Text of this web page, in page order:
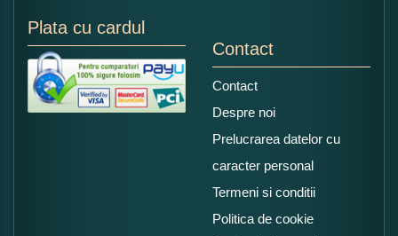
Plata cu cardul
Contact
Contact
Despre noi
Prelucrarea datelor cu
caracter personal
Termeni si conditii
Politica de cookie